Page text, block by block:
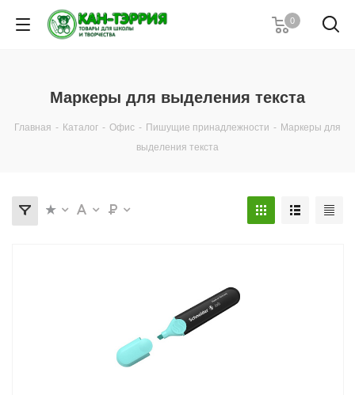
0
Маркеры для выделения текста
Главная - Каталог - Офис - Пишущие принадлежности - Маркеры для
выделения текста